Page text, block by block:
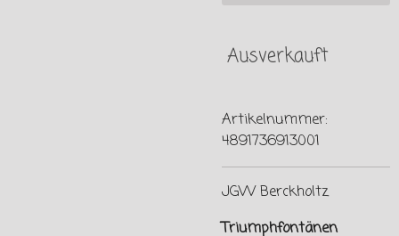
Ausverkauft
Artikelnummer:
4891736913001
JGW Berckholtz
Triumphfontänen